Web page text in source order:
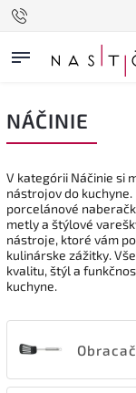
NÁČINIE
V kategórii Náčinie si
nástrojov do
porcelánové
metly a štýlové
nástroje, ktoré vám
kulinárske zážitky.
kvalitu, štýl a
kuchyne.